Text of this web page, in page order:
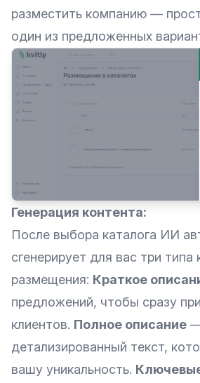
разместить компанию —
один из предложенных
Генерация контента:
После выбора каталога ИИ
сгенерирует для вас три типа
размещения: Краткое
предложений, чтобы сразу
клиентов. Полное описание
детализированный текст,
вашу уникальность.